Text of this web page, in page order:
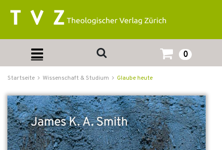
0
Startseite Wissenschaft & Studium Glaube heute